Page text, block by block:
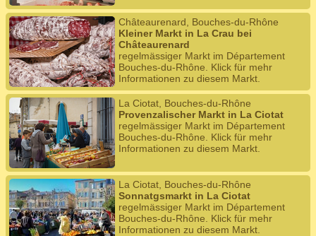
Châteaurenard, Bouches-du-Rhône
Kleiner Markt in La Crau bei
Châteaurenard
regelmässiger Markt im Département
Bouches-du-Rhône. Klick für mehr
Informationen zu diesem Markt.
La Ciotat, Bouches-du-Rhône
Provenzalischer Markt in La Ciotat
regelmässiger Markt im Département
Bouches-du-Rhône. Klick für mehr
Informationen zu diesem Markt.
La Ciotat, Bouches-du-Rhône
Sonnatgsmarkt in La Ciotat
regelmässiger Markt im Département
Bouches-du-Rhône. Klick für mehr
Informationen zu diesem Markt.